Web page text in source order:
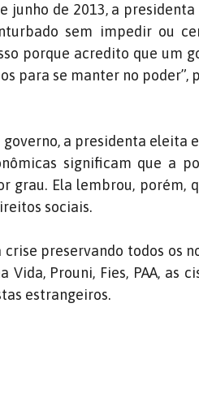
junho de 2013, a
sem impedir ou
porque acredito que um
para se manter no poder”,
a presidenta eleita
significam que a
grau. Ela lembrou, porém,
sociais.
preservando todos os
Vida, Prouni, Fies, PAA, as
estrangeiros.